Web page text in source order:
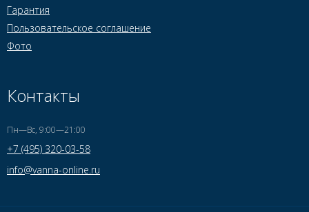
Гарантия
Пользовательское соглашение
Фото
Контакты
Пн—Вс, 9:00—21:00
+7 (495) 320-03-58
info@vanna-online.ru